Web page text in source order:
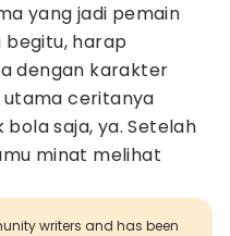
yang jadi pemain
begitu, harap
dengan karakter
utama ceritanya
saja, ya. Setelah
minat melihat
writers and has been